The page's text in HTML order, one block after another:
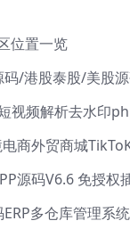
位置一览
视频解析去水印
源码V6.6 免授权